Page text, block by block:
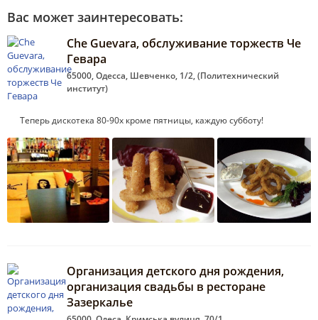
Вас может заинтересовать:
Che Guevara, обслуживание торжеств Че
Гевара
65000, Одесса, Шевченко, 1/2, (Политехнический
институт)
Теперь дискотека 80-90х кроме пятницы, каждую субботу!
Организация детского дня рождения,
организация свадьбы в ресторане
Зазеркалье